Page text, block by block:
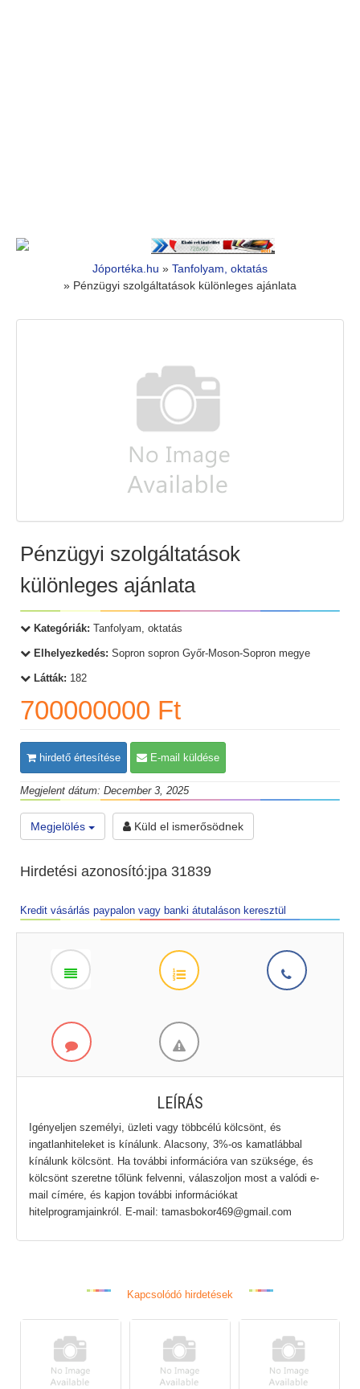
Jóportéka.hu » Tanfolyam, oktatás
» Pénzügyi szolgáltatások különleges ajánlata
Pénzügyi szolgáltatások
különleges ajánlata
Kategóriák: Tanfolyam, oktatás
Elhelyezkedés: Sopron sopron Győr-Moson-Sopron megye
Látták: 182
700000000 Ft
hirdető értesítése E-mail küldése
Megjelent dátum: December 3, 2025
Megjelölés Küld el ismerősödnek
Hirdetési azonosító:jpa 31839
Kredit vásárlás paypalon vagy banki átutaláson keresztül
LEÍRÁS
Igényeljen személyi, üzleti vagy többcélú kölcsönt, és
ingatlanhiteleket is kínálunk. Alacsony, 3%-os kamatlábbal
kínálunk kölcsönt. Ha további információra van szüksége, és
kölcsönt szeretne tőlünk felvenni, válaszoljon most a valódi e-
mail címére, és kapjon további információkat
hitelprogramjainkról. E-mail: tamasbokor469@gmail.com
Kapcsolódó hirdetések